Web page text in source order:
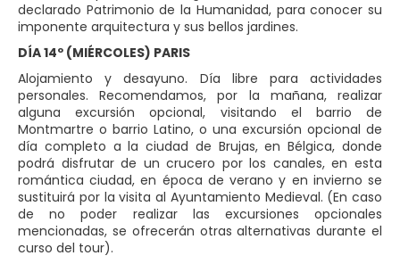
declarado Patrimonio de la Humanidad, para conocer su
imponente arquitectura y sus bellos jardines.
DÍA 14º (MIÉRCOLES) PARIS
Alojamiento y desayuno. Día libre para actividades
personales. Recomendamos, por la mañana, realizar
alguna excursión opcional, visitando el barrio de
Montmartre o barrio Latino, o una excursión opcional de
día completo a la ciudad de Brujas, en Bélgica, donde
podrá disfrutar de un crucero por los canales, en esta
romántica ciudad, en época de verano y en invierno se
sustituirá por la visita al Ayuntamiento Medieval. (En caso
de no poder realizar las excursiones opcionales
mencionadas, se ofrecerán otras alternativas durante el
curso del tour).